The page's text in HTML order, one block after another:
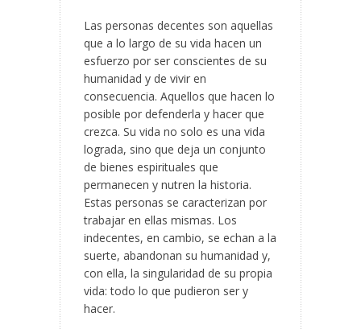
Las personas decentes son aquellas
que a lo largo de su vida hacen un
esfuerzo por ser conscientes de su
humanidad y de vivir en
consecuencia. Aquellos que hacen lo
posible por defenderla y hacer que
crezca. Su vida no solo es una vida
lograda, sino que deja un conjunto
de bienes espirituales que
permanecen y nutren la historia.
Estas personas se caracterizan por
trabajar en ellas mismas. Los
indecentes, en cambio, se echan a la
suerte, abandonan su humanidad y,
con ella, la singularidad de su propia
vida: todo lo que pudieron ser y
hacer.